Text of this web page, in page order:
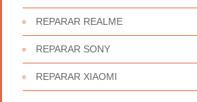
REPARAR REALME
REPARAR SONY
REPARAR XIAOMI